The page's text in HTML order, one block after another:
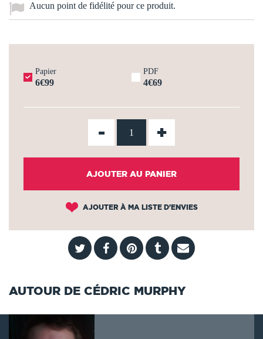
Aucun point de fidélité pour ce produit.
Papier
6€99
PDF
4€69
- +
AJOUTER AU PANIER
AJOUTER À MA LISTE D'ENVIES
AUTOUR DE CÉDRIC MURPHY